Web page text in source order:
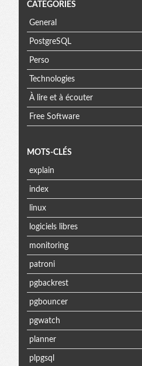
CATÉGORIES
General
PostgreSQL
Perso
Technologies
À lire et à écouter
Free Software
MOTS-CLÉS
explain
index
linux
logiciels libres
monitoring
patroni
pgbackrest
pgbouncer
pgwatch
planner
plpgsql